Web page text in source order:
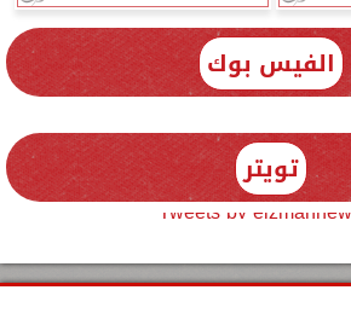
الفيس بوك
تويتر
Tweets by